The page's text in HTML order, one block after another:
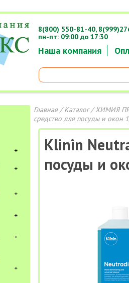
Наша компания
8(800) 550-81-40,
пн-пт: 09:00 до 17:30
Главная/Каталог/ХИМИЯ
средство для посуды и окон
Klinin
посуды и